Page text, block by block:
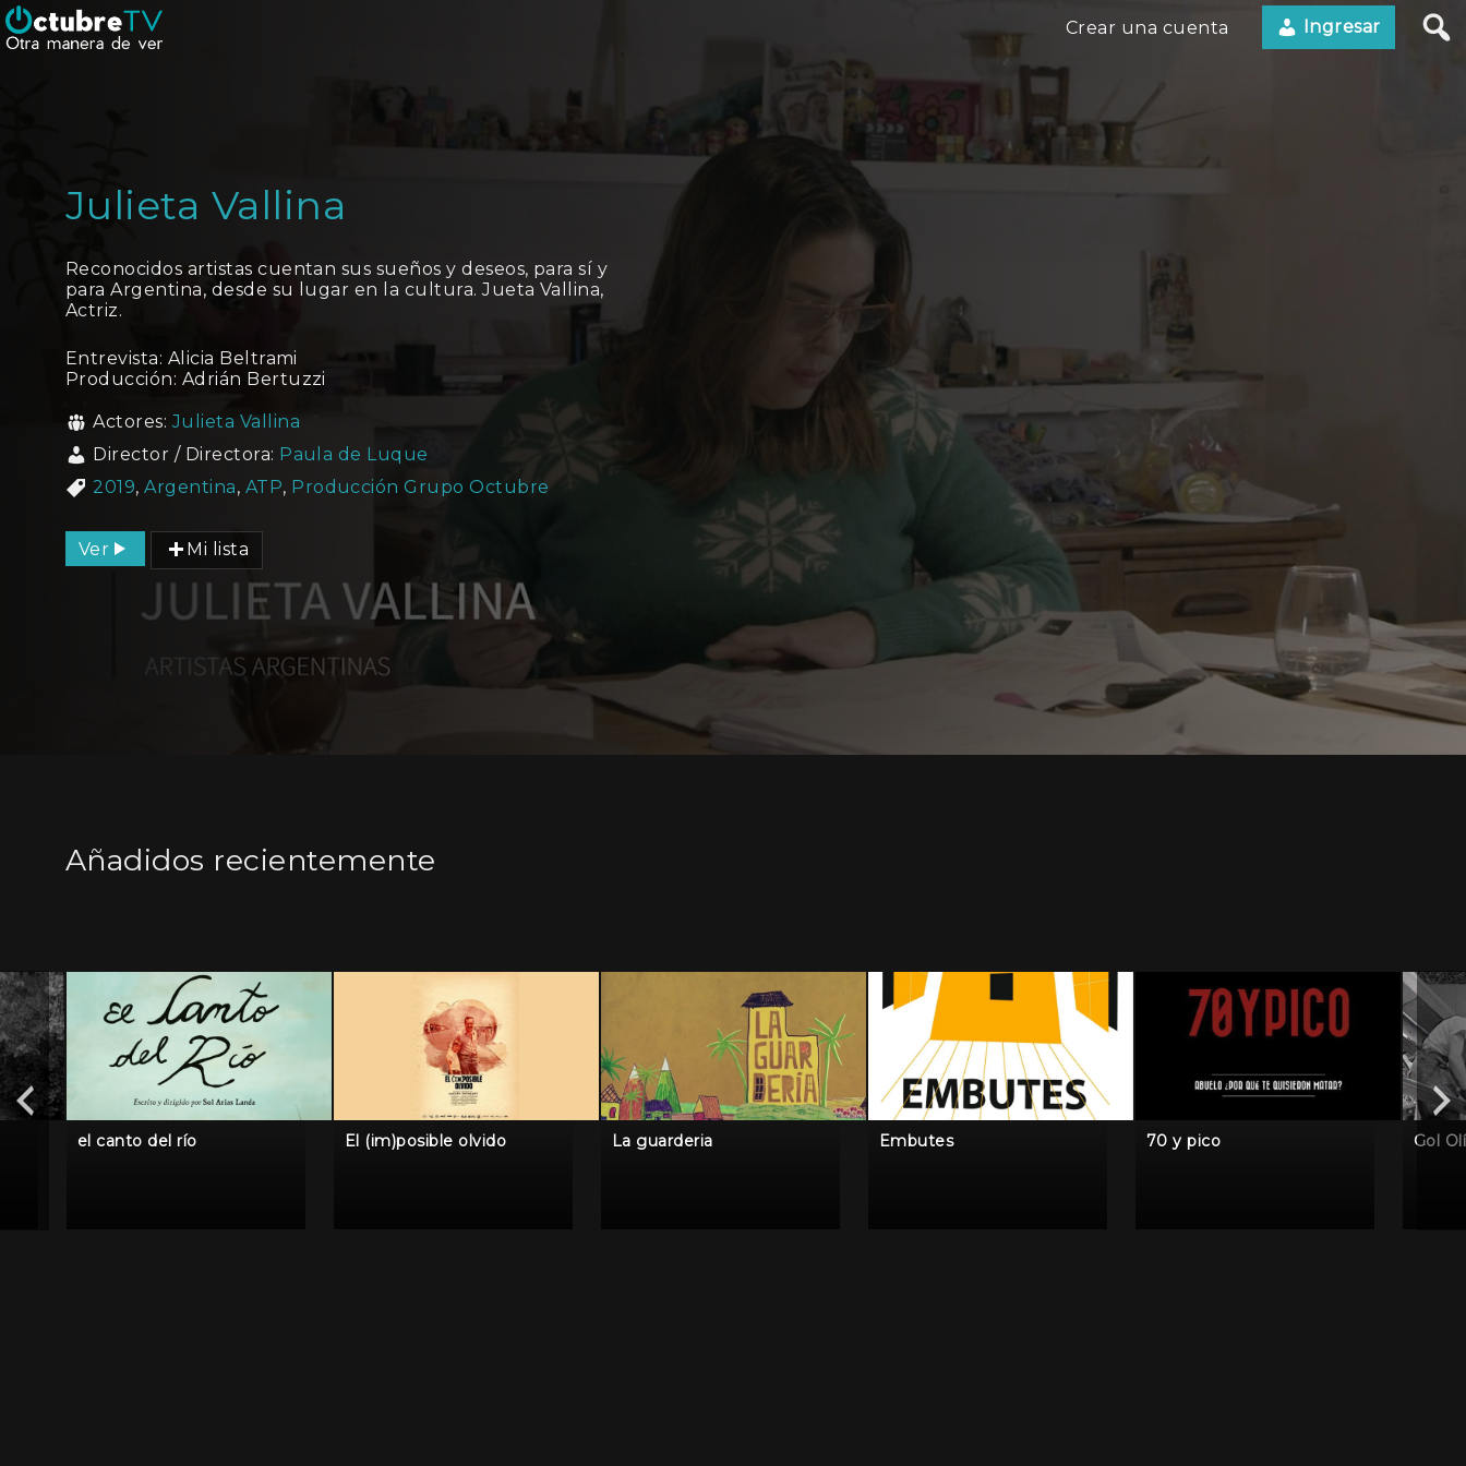
Crear una cuenta Ingresar
Julieta Vallina
Reconocidos artistas cuentan sus sueños y deseos, para sí y
para Argentina, desde su lugar en la cultura. Jueta Vallina,
Actriz.
Entrevista: Alicia Beltrami
Producción: Adrián Bertuzzi
Actores:Julieta Vallina
Director / Directora: Paula de Luque
2019,Argentina, ATP, Producción Grupo Octubre
Ver Mi lista
Añadidos recientemente
el canto del río El (im)posible olvido La guarderia Embutes 70 y pico Gol